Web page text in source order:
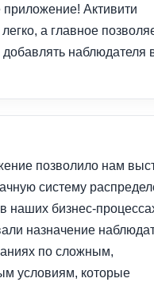
Активити
а главное
добавлять наблюдателя
позволило нам
систему
наших бизнес-
назначение
по сложным,
условиям, которые